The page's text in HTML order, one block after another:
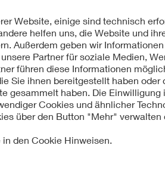
01.06.2026
E DIN EN IEC 80601-2-30
(VDE 0750-2-30):2026-06
01.06.2026
E DIN EN IEC 62541-